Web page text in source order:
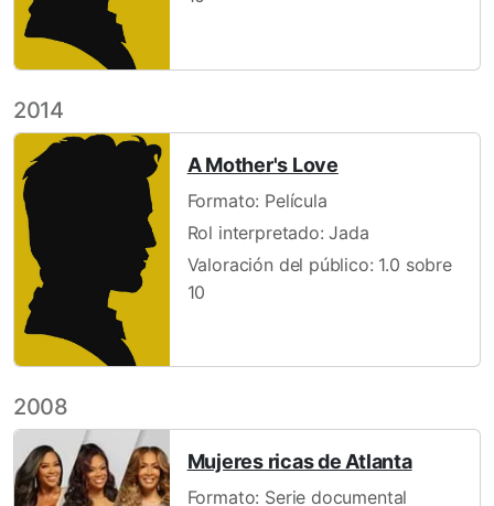
2014
A Mother's Love
Formato: Película
Rol interpretado: Jada
Valoración del público: 1.0 sobre
10
2008
Mujeres ricas de Atlanta
Formato: Serie documental